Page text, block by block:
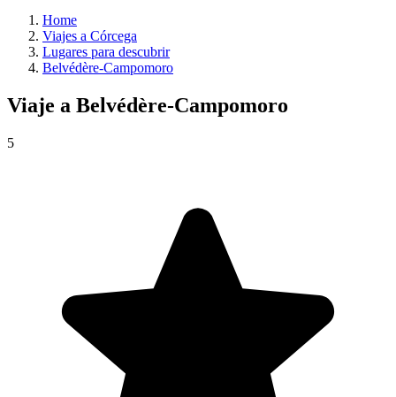
Home
Viajes a Córcega
Lugares para descubrir
Belvédère-Campomoro
Viaje a Belvédère-Campomoro
5